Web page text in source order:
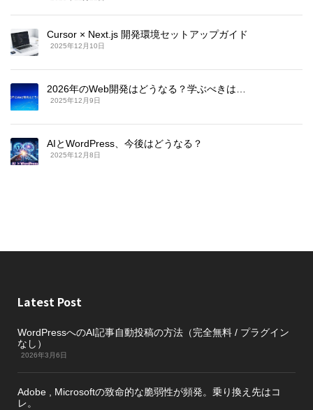
Cursor × Next.js 開発環境セットアップガイド
2025年12月10日
2026年のWeb開発はどうなる？学ぶべきは…
2025年12月9日
AIとWordPress、今後はどうなる？
2025年12月8日
Latest Post
WordPressへのAI記事自動投稿の方法（完全無料 / プラグイン
なし）
2026年3月6日
Adobe , Microsoftの致命的な脆弱性が頻発。乗り換え先はコ
レ。